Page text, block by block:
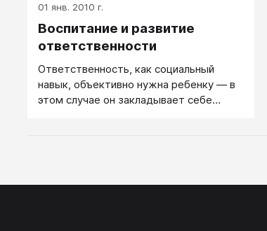
01 янв. 2010 г.
Воспитание и развитие
ответственности
Ответственность, как социальный
навык, объективно нужна ребенку — в
этом случае он закладывает себе